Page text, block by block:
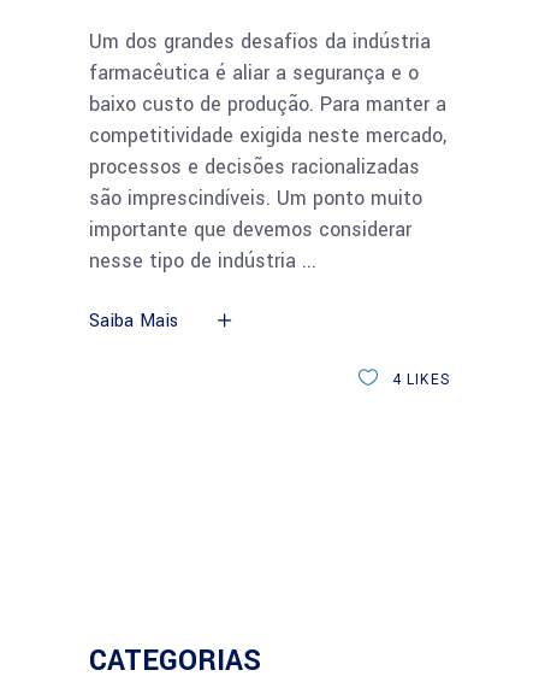
Um dos grandes desafios da indústria
farmacêutica é aliar a segurança e o
baixo custo de produção. Para manter a
competitividade exigida neste mercado,
processos e decisões racionalizadas
são imprescindíveis. Um ponto muito
importante que devemos considerar
nesse tipo de indústria
Saiba Mais
4LIKES
CATEGORIAS